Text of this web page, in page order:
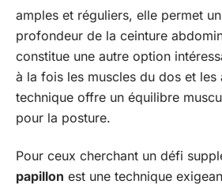
amples et réguliers, elle permet
profondeur de la ceinture
constitue une autre option
à la fois les muscles du dos et
technique offre un équilibre
pour la posture.
Pour ceux cherchant un défi
papillon est une technique